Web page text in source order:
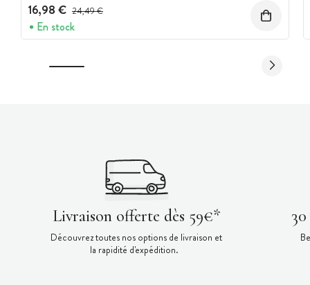
16,98 € Prix avant réduction :
24,49 €
En stock
Livraison offerte dès 59€*
Découvrez toutes nos options de livraison et
la rapidité d'expédition.